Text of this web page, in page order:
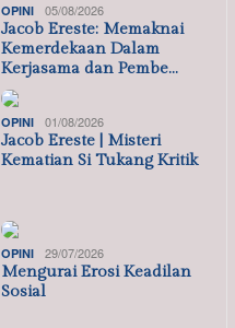
OPINI 05/08/2026
Jacob Ereste: Memaknai
Kemerdekaan Dalam
Kerjasama dan Pembe…
OPINI 01/08/2026
Jacob Ereste | Misteri
Kematian Si Tukang Kritik
OPINI 29/07/2026
Mengurai Erosi Keadilan
Sosial